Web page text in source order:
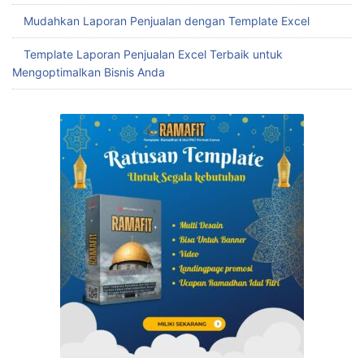
Mudahkan Laporan Penjualan dengan Template Excel
Template Laporan Penjualan Excel Terbaik untuk
Mengoptimalkan Bisnis Anda